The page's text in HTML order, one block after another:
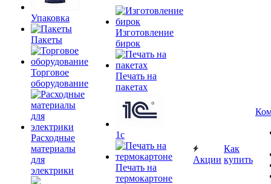
Упаковка
Пакеты
Торговое
оборудование
Расходные
материалы
для
электрики
Изготовление
бирок
Печать на
пакетах
1c
Печать на
термокартоне
Акции
Как
купить